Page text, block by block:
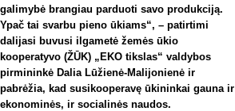
galimybė brangiau parduoti savo produkciją.
Ypač tai svarbu pieno ūkiams“, – patirtimi
dalijasi buvusi ilgametė žemės ūkio
kooperatyvo (ŽŪK) „EKO tikslas“ valdybos
pirmininkė Dalia Lūžienė-Malijonienė ir
pabrėžia, kad susikooperavę ūkininkai gauna ir
ekonominės, ir socialinės naudos.